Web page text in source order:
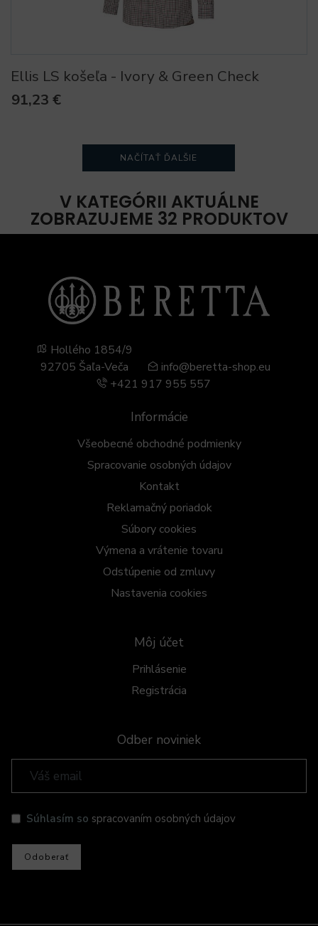
Ellis LS košeľa - Ivory & Green Check
91,23 €
NAČÍTAŤ ĎALŠIE
V KATEGÓRII AKTUÁLNE
ZOBRAZUJEME 32 PRODUKTOV
Odber noviniek
Súhlasím so spracovaním osobných údajov
Odoberať
Informácie
Všeobecné obchodné podmienky
Spracovanie osobných údajov
Kontakt
Reklamačný poriadok
Súbory cookies
Výmena a vrátenie tovaru
Odstúpenie od zmluvy
Nastavenia cookies
Môj účet
Prihlásenie
Registrácia
Hollého 1854/9
92705 Šaľa-Veča
info@beretta-shop.eu
+421 917 955 557